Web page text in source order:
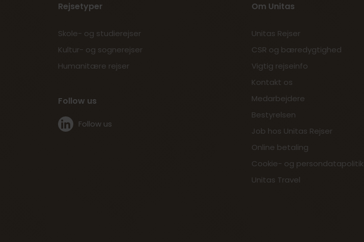
Rejsetyper
Skole- og studierejser
Kultur- og sognerejser
Humanitære rejser
Follow us
Follow us
Om Unitas
Unitas Rejser
CSR og bæredygtighed
Vigtig rejseinfo
Kontakt os
Medarbejdere
Bestyrelsen
Job hos Unitas Rejser
Online betaling
Cookie- og persondatapolitik
Unitas Travel